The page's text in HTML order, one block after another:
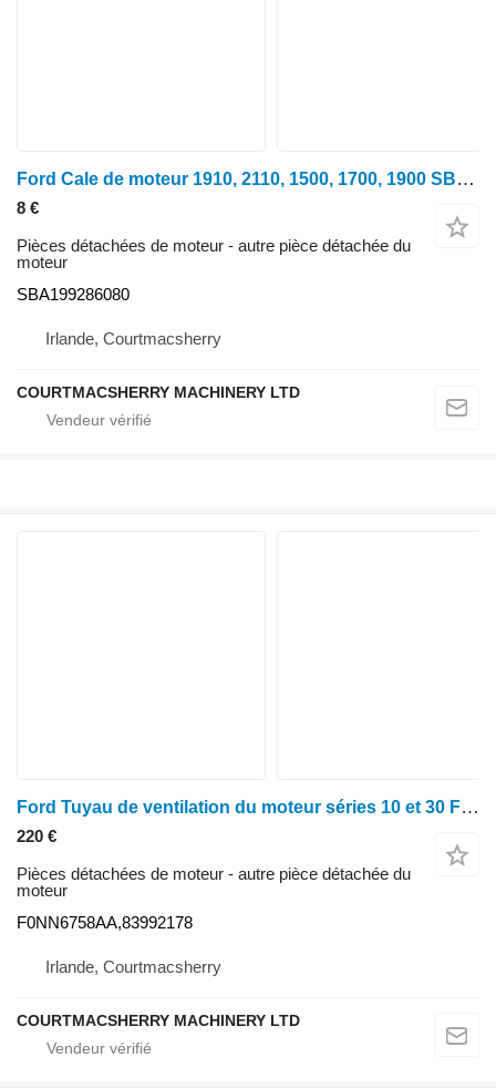
Ford Cale de moteur 1910, 2110, 1500, 1700, 1900 SBA199286080 pour tracteur à roues
8 €
Pièces détachées de moteur - autre pièce détachée du
moteur
SBA199286080
Irlande, Courtmacsherry
COURTMACSHERRY MACHINERY LTD
Ford Tuyau de ventilation du moteur séries 10 et 30 F0NN6758AA pour tracteur à roues
220 €
Pièces détachées de moteur - autre pièce détachée du
moteur
F0NN6758AA,83992178
Irlande, Courtmacsherry
COURTMACSHERRY MACHINERY LTD